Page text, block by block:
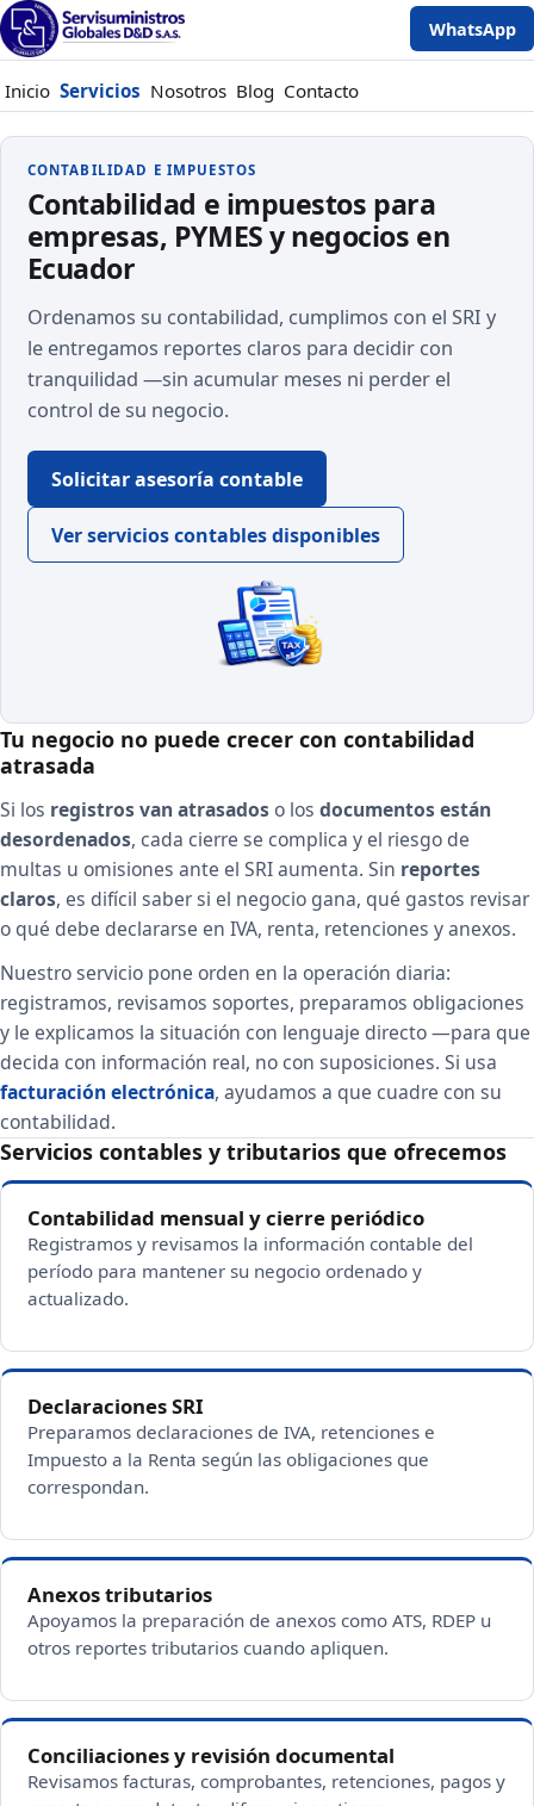
Inicio Servicios Nosotros Blog Contacto
WhatsApp
CONTABILIDAD E IMPUESTOS
Contabilidad e impuestos para
empresas, PYMES y negocios en
Ecuador
Ordenamos su contabilidad, cumplimos con el SRI y
le entregamos reportes claros para decidir con
tranquilidad —sin acumular meses ni perder el
control de su negocio.
Solicitar asesoría contable
Ver servicios contables disponibles
Tu negocio no puede crecer con contabilidad
atrasada
Si los registros van atrasados o los documentos están
desordenados, cada cierre se complica y el riesgo de
multas u omisiones ante el SRI aumenta. Sin reportes
claros, es difícil saber si el negocio gana, qué gastos revisar
o qué debe declararse en IVA, renta, retenciones y anexos.
Nuestro servicio pone orden en la operación diaria:
registramos, revisamos soportes, preparamos obligaciones
y le explicamos la situación con lenguaje directo —para que
decida con información real, no con suposiciones. Si usa
facturación electrónica, ayudamos a que cuadre con su
contabilidad.
Servicios contables y tributarios que ofrecemos
Contabilidad mensual y cierre periódico
Registramos y revisamos la información contable del
período para mantener su negocio ordenado y
actualizado.
Declaraciones SRI
Preparamos declaraciones de IVA, retenciones e
Impuesto a la Renta según las obligaciones que
correspondan.
Anexos tributarios
Apoyamos la preparación de anexos como ATS, RDEP u
otros reportes tributarios cuando apliquen.
Conciliaciones y revisión documental
Revisamos facturas, comprobantes, retenciones, pagos y